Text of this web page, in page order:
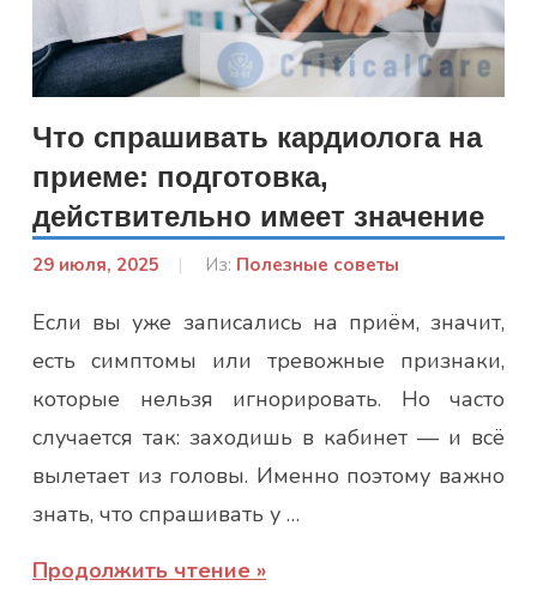
Что спрашивать кардиолога на
приеме: подготовка,
действительно имеет значение
29 июля, 2025
От:
Марина
Из: Полезные советы
Если вы уже записались на приём, значит,
есть симптомы или тревожные признаки,
которые нельзя игнорировать. Но часто
случается так: заходишь в кабинет — и всё
вылетает из головы. Именно поэтому важно
знать, что спрашивать у …
Продолжить чтение